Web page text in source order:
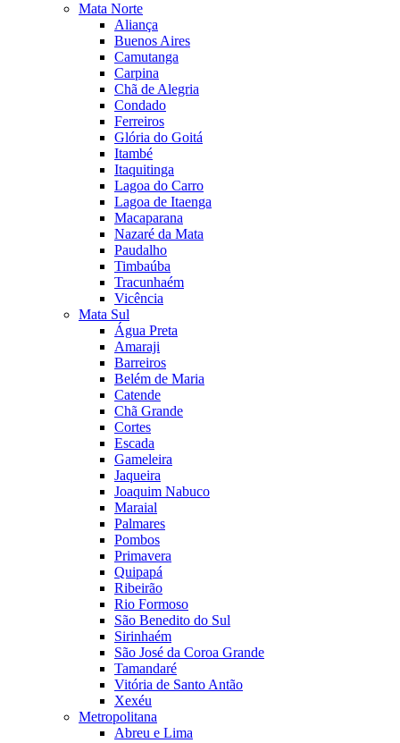
Mata Norte
Aliança
Buenos Aires
Camutanga
Carpina
Chã de Alegria
Condado
Ferreiros
Glória do Goitá
Itambé
Itaquitinga
Lagoa do Carro
Lagoa de Itaenga
Macaparana
Nazaré da Mata
Paudalho
Timbaúba
Tracunhaém
Vicência
Mata Sul
Água Preta
Amaraji
Barreiros
Belém de Maria
Catende
Chã Grande
Cortes
Escada
Gameleira
Jaqueira
Joaquim Nabuco
Maraial
Palmares
Pombos
Primavera
Quipapá
Ribeirão
Rio Formoso
São Benedito do Sul
Sirinhaém
São José da Coroa Grande
Tamandaré
Vitória de Santo Antão
Xexéu
Metropolitana
Abreu e Lima